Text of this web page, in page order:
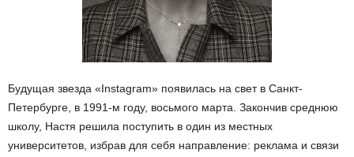
Будущая звезда «Instagram» появилась на свет в Санкт-
Петербурге, в 1991-м году, восьмого марта. Закончив среднюю
школу, Настя решила поступить в один из местных
университетов, избрав для себя направление: реклама и связи